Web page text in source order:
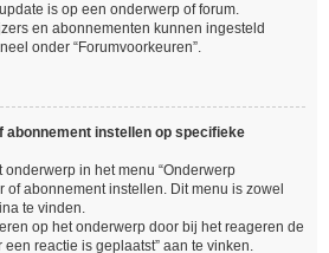
is op een onderwerp of forum.
en abonnementen kunnen ingesteld
onder “Forumvoorkeuren”.
abonnement instellen op specifieke
in het menu “Onderwerp
of abonnement instellen. Dit menu is zowel
te vinden.
op het onderwerp door bij het reageren de
reactie is geplaatst” aan te vinken.